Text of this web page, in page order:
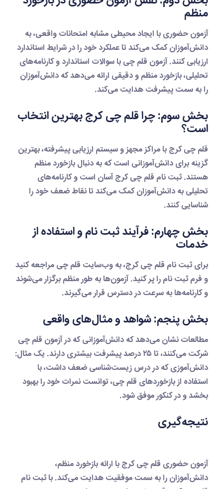
منظم
آزمون حضوریبا ایجاد محیطی مشابه امتحانات واقعی، به
دانش‌آموزان کمک می‌کند تا عملکرد خود را در شرایط استاندارد
ارزیابی کنند.آزمون قلم چیبا سوالات استاندارد و کارنامه‌های
تحلیلی، بازخورد منظم و دقیقی ارائه می‌دهد که دانش‌آموزان
را به سمت پیشرفت هدایت می‌کند.
بخش سوم: چرا قلم چی کرج بهترین انتخاب
است؟
قلم چی کرجبا مراکز مجهز و سیستم ارزیابی پیشرفته، بهترین
گزینه برای دانش‌آموزانی است که به دنبال بازخورد منظم
هستند.ثبت نام قلم چی کرجآسان است و کارنامه‌های
تحلیلی به دانش‌آموزان کمک می‌کند تا نقاط ضعف خود را
شناسایی کنند.
بخش چهارم: فرآیند ثبت نام و استفاده از
خدمات
برایثبت نام قلم چی کرج، به وب‌سایت قلم چی مراجعه کنید
و فرم ثبت نام را پر کنید. آزمون‌ها به طور منظم برگزار می‌شوند
و کارنامه‌ها به سرعت در دسترس قرار می‌گیرند.
بخش پنجم: شواهد و مثال‌های واقعی
مطالعات نشان می‌دهد که دانش‌آموزانی که درآزمون قلم چی
شرکت می‌کنند، تا ۲۵ درصد پیشرفت بیشتری دارند. یک مثال:
دانش‌آموزی که در درس زیست‌شناسی ضعف داشت، با
استفاده از بازخوردهای قلم چی، توانست نمرات خود را بهبود
بخشد و در کنکور موفق شود.
نتیجه‌گیری
آزمون حضوری قلم چی کرجبا ارائه بازخورد منظم،
دانش‌آموزان را به سمت موفقیت هدایت می‌کند. باثبت نام